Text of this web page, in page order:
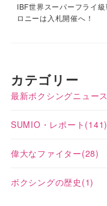
IBF世界スーパーフライ
ロニーは入札開催へ！
カテゴリー
最新ボクシングニュース
SUMIO・レポート (141)
偉大なファイター(28)
ボクシングの歴史 (1)